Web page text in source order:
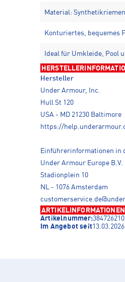
Material:
Konturiertes, bequemes
Ideal für Umkleide, Pool
Hersteller
Under Armour, Inc.
Hull St 120
USA - MD 21230 Baltimore
https://
Einführerinformationen in
Under Armour Europe B.V.
Stadionplein 10
NL - 1076 Amsterdam
ARTIKELINFORMATIONEN
Artikelnummer:384726210
Im Angebot seit13.03.2026